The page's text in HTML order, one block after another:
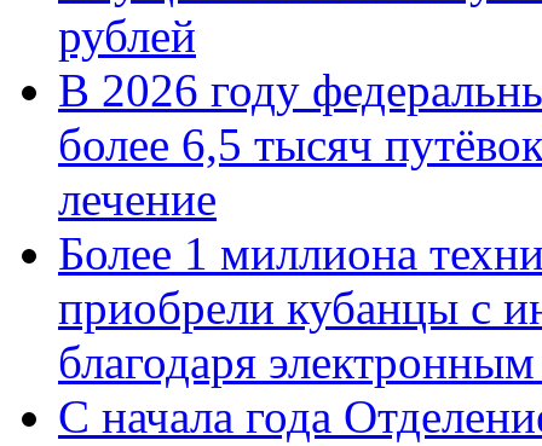
рублей
В 2026 году
более 6,5 тысяч
лечение
Более 1 миллиона
приобрели кубанцы с
благодаря
С начала года